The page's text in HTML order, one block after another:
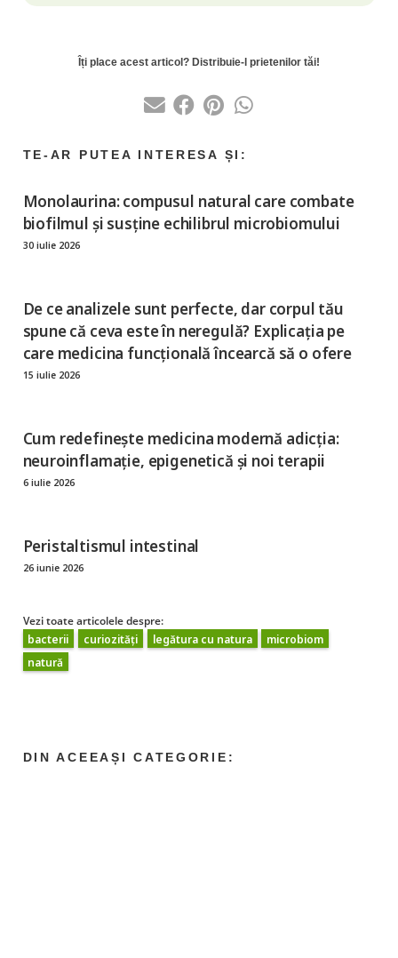
Monolaurina: compusul natural care combate
biofilmul și susține echilibrul microbiomului
30 iulie 2026
De ce analizele sunt perfecte, dar corpul tău
spune că ceva este în neregulă? Explicația pe
care medicina funcțională încearcă să o ofere
15 iulie 2026
Cum redefinește medicina modernă adicția:
neuroinflamație, epigenetică și noi terapii
6 iulie 2026
Peristaltismul intestinal
26 iunie 2026
Vezi toate articolele despre:
bacterii
curiozități legătura cu natura
microbiom
natură